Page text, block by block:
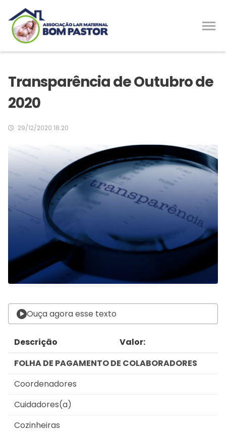
Transparência de Outubro de
2020
29/12/2020 18:20
Ouça agora esse texto
Descrição
Valor:
FOLHA DE PAGAMENTO DE COLABORADORES
Coordenadores
Cuidadores(a)
Cozinheiras